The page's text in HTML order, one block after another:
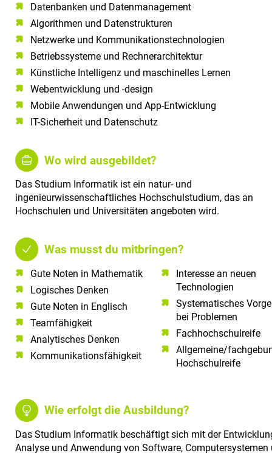
Datenbanken und Datenmanagement
Algorithmen und Datenstrukturen
Netzwerke und Kommunikationstechnologien
Betriebssysteme und Rechnerarchitektur
Künstliche Intelligenz und maschinelles Lernen
Webentwicklung und -design
Mobile Anwendungen und App-Entwicklung
IT-Sicherheit und Datenschutz
Wo wird ausgebildet?
Das Studium Informatik ist ein natur- und
ingenieurwissenschaftliches Hochschulstudium, das an
Hochschulen und Universitäten angeboten wird.
Was musst du mitbringen?
Gute Noten in Mathematik​
Logisches Denken​
Gute Noten in Englisch​
Teamfähigkeit​
Analytisches Denken​
Kommunikationsfähigkeit​
Interesse an neuen
Technologien​
Systematisches
bei Problemen​
Fachhochschulreife
Allgemeine/
Hochschulreife
Wie erfolgt die Ausbildung?
Das Studium Informatik beschäftigt sich mit der
Analyse und Anwendung von Software, Computersystemen